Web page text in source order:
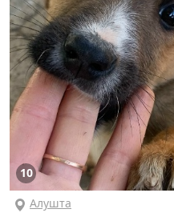
10
Алушта